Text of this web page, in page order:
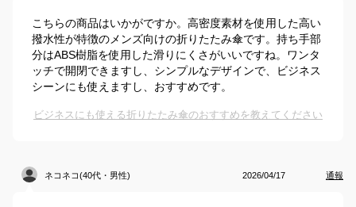
こちらの商品はいかがですか。高密度素材を使用した高い
撥水性が特徴のメンズ向けの折りたたみ傘です。持ち手部
分はABS樹脂を使用した滑りにくさがいいですね。ワンタ
ッチで開閉できますし、シンプルなデザインで、ビジネス
シーンにも使えますし、おすすめです。
ビジネスにも使える折りたたみ傘のおすすめを教えてください
ネコネコ(40代・男性) 2026/04/17 通報